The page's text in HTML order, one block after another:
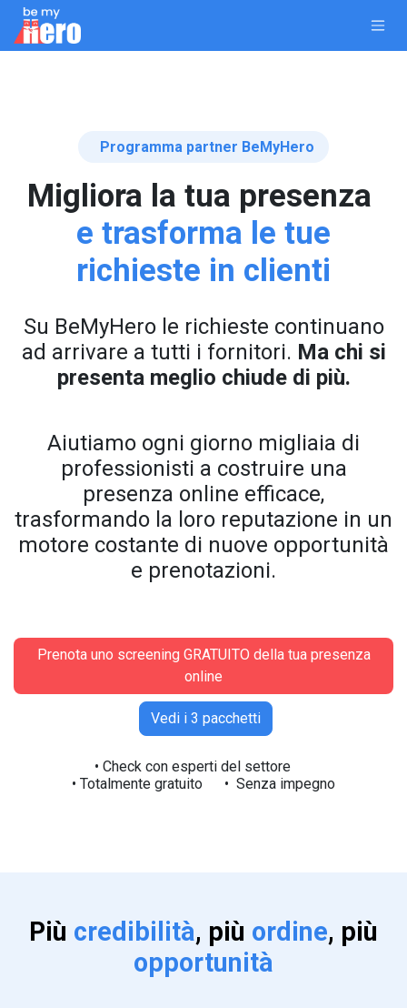
Passa al contenuto
Programma partner BeMyHero
Migliora la tua presenza
e trasforma le tue
richieste in clienti
Su BeMyHero le richieste continuano
ad arrivare a tutti i fornitori. Ma chi si
presenta meglio chiude di più.
Aiutiamo ogni giorno migliaia di
professionisti a costruire una
presenza online efficace,
trasformando la loro reputazione in un
motore costante di nuove opportunità
e prenotazioni.
Prenota uno screening GRATUITO della tua presenza
online
Vedi i 3 pacchetti
• Check con esperti del settore
• Totalmente gratuito • Senza impegno
Più credibilità, più ordine, più
opportunità